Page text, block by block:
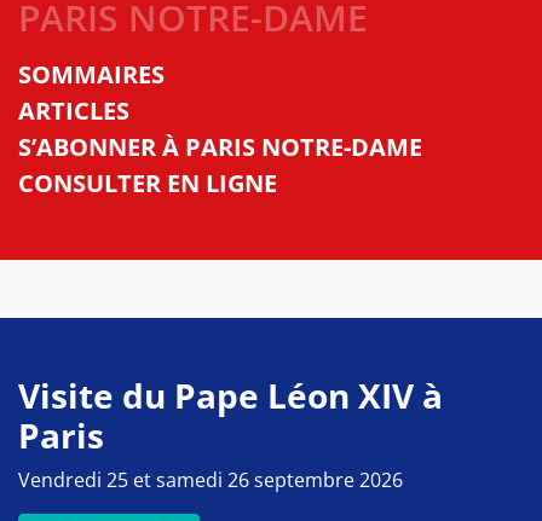
PARIS NOTRE-DAME
SOMMAIRES
ARTICLES
S’ABONNER À PARIS NOTRE-DAME
CONSULTER EN LIGNE
Visite du Pape Léon XIV à
Paris
Vendredi 25 et samedi 26 septembre 2026